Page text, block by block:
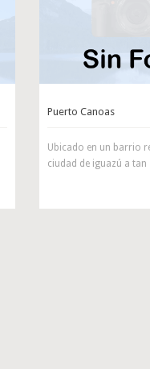
Puerto Canoas
Ubicado en un barrio
ciudad de iguazú a